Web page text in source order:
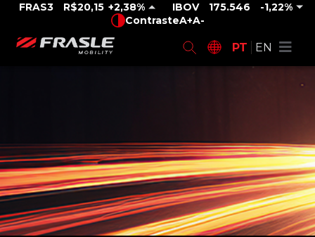
FRAS3 R$20,15 2,38% IBOV 175.546
-1,22%
ContrasteA+A-
PT EN